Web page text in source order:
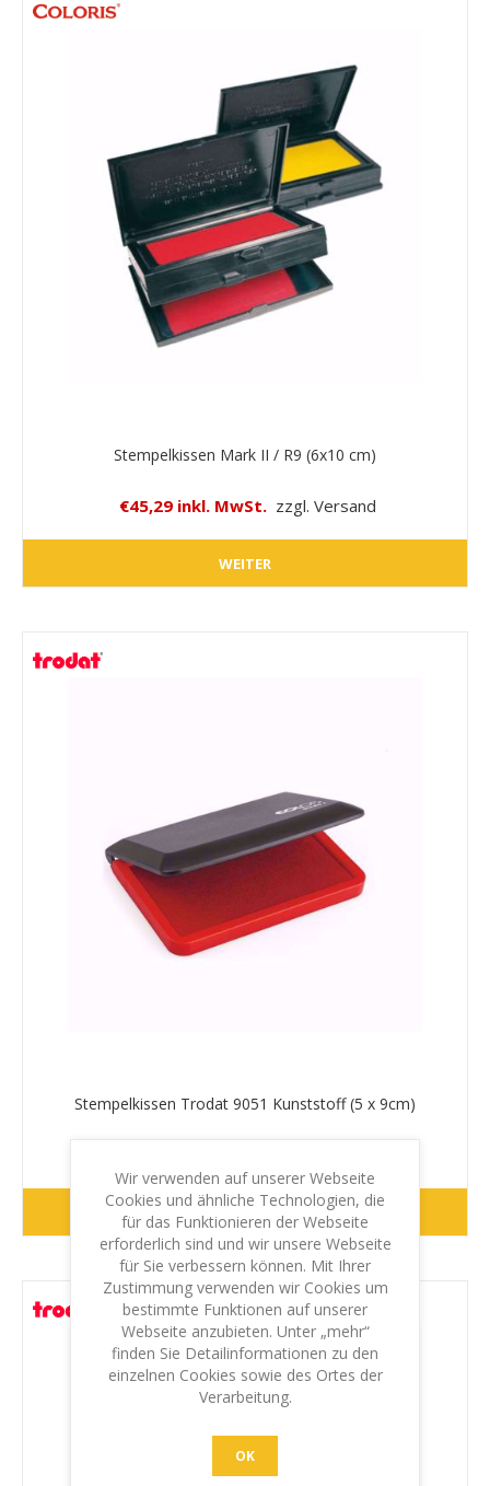
Stempelkissen Mark II / R9 (6x10 cm)
€45,29 inkl. MwSt. zzgl. Versand
WEITER
Stempelkissen Trodat 9051 Kunststoff (5 x 9cm)
WEITER
Wir verwenden auf unserer Webseite
Cookies und ähnliche Technologien, die
für das Funktionieren der Webseite
erforderlich sind und wir unsere Webseite
für Sie verbessern können. Mit Ihrer
Zustimmung verwenden wir Cookies um
bestimmte Funktionen auf unserer
Webseite anzubieten. Unter „mehr“
finden Sie Detailinformationen zu den
einzelnen Cookies sowie des Ortes der
Verarbeitung.
OK